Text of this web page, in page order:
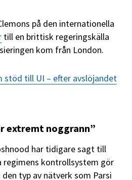
på den internationella
till en brittisk regeringskälla
kom från London.
stöd till UI – efter avslöjandet
extremt noggrann”
har tidigare sagt till
regimens kontrollsystem gör
typ av nätverk som Parsi